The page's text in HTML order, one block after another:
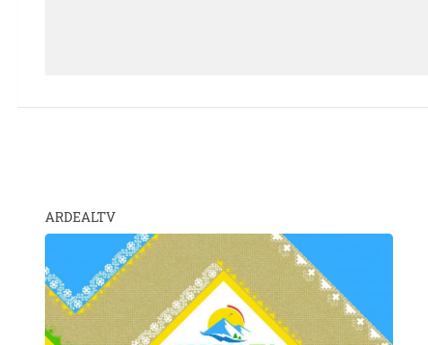
ARDEALTV